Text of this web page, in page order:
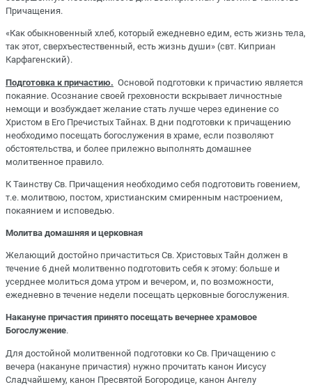
Причащения.
«Как обыкновенный хлеб, который ежедневно едим, есть жизнь тела,
так этот, сверхъестественный, есть жизнь души» (свт. Киприан
Карфагенский).
Подготовка к причастию. Основой подготовки к причастию является
покаяние. Осознание своей греховности вскрывает личностные
немощи и возбуждает желание стать лучше через единение со
Христом в Его Пречистых Тайнах. В дни подготовки к причащению
необходимо посещать богослужения в храме, если позволяют
обстоятельства, и более прилежно выполнять домашнее
молитвенное правило.
К Таинству Св. Причащения необходимо себя подготовить говением,
т.е. молитвою, постом, христианским смиренным настроением,
покаянием и исповедью.
Молитва домашняя и церковная
Желающий достойно причаститься Св. Христовых Тайн должен в
течение 6 дней молитвенно подготовить себя к этому: больше и
усерднее молиться дома утром и вечером, и, по возможности,
ежедневно в течение недели посещать церковные богослужения.
Накануне причастия принято посещать вечернее храмовое
Богослужение.
Для достойной молитвенной подготовки ко Св. Причащению с
вечера (накануне причастия) нужно прочитать канон Иисусу
Сладчайшему, канон Пресвятой Богородице, канон Ангелу